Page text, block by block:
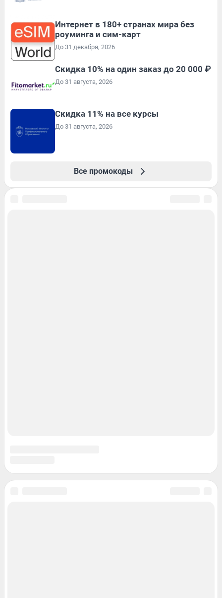
Интернет в 180+ странах мира без
роуминга и сим-карт
До 31 декабря, 2026
Скидка 10% на один заказ до 20 000 ₽
До 31 августа, 2026
Скидка 11% на все курсы
До 31 августа, 2026
Все промокоды